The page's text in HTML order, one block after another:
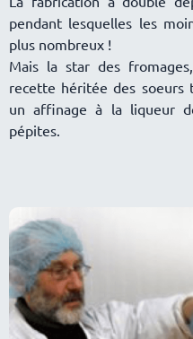
pendant lesquelles les
plus nombreux !
Mais la star des
recette héritée des soeurs
un affinage à la liqueur
pépites.